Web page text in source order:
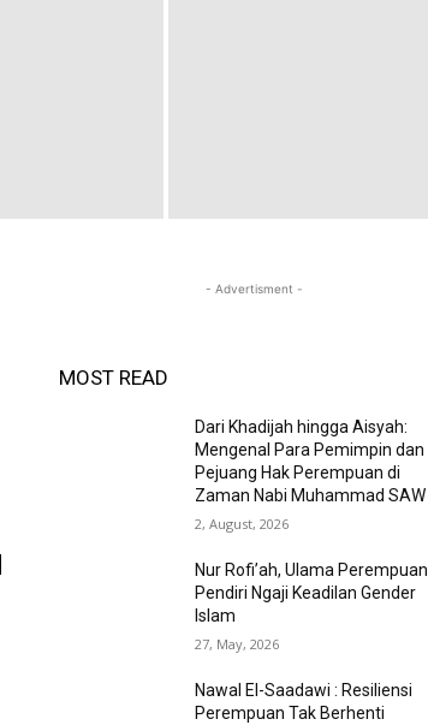
- Advertisment -
MOST READ
Dari Khadijah hingga Aisyah:
Mengenal Para Pemimpin dan
Pejuang Hak Perempuan di
Zaman Nabi Muhammad SAW
2, August, 2026
Nur Rofi’ah, Ulama Perempuan
Pendiri Ngaji Keadilan Gender
Islam
27, May, 2026
Nawal El-Saadawi : Resiliensi
Perempuan Tak Berhenti